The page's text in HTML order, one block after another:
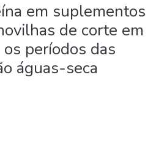
em suplementos
de corte em
períodos das
águas-seca